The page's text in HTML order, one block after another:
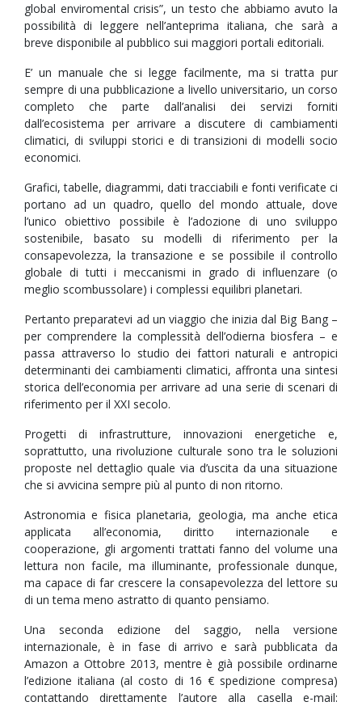
global enviromental crisis”, un testo che abbiamo avuto la
possibilità di leggere nell’anteprima italiana, che sarà a
breve disponibile al pubblico sui maggiori portali editoriali.
E’ un manuale che si legge facilmente, ma si tratta pur
sempre di una pubblicazione a livello universitario, un corso
completo che parte dall’analisi dei servizi forniti
dall’ecosistema per arrivare a discutere di cambiamenti
climatici, di sviluppi storici e di transizioni di modelli socio
economici.
Grafici, tabelle, diagrammi, dati tracciabili e fonti verificate ci
portano ad un quadro, quello del mondo attuale, dove
l’unico obiettivo possibile è l’adozione di uno sviluppo
sostenibile, basato su modelli di riferimento per la
consapevolezza, la transazione e se possibile il controllo
globale di tutti i meccanismi in grado di influenzare (o
meglio scombussolare) i complessi equilibri planetari.
Pertanto preparatevi ad un viaggio che inizia dal Big Bang –
per comprendere la complessità dell’odierna biosfera – e
passa attraverso lo studio dei fattori naturali e antropici
determinanti dei cambiamenti climatici, affronta una sintesi
storica dell’economia per arrivare ad una serie di scenari di
riferimento per il XXI secolo.
Progetti di infrastrutture, innovazioni energetiche e,
soprattutto, una rivoluzione culturale sono tra le soluzioni
proposte nel dettaglio quale via d’uscita da una situazione
che si avvicina sempre più al punto di non ritorno.
Astronomia e fisica planetaria, geologia, ma anche etica
applicata all’economia, diritto internazionale e
cooperazione, gli argomenti trattati fanno del volume una
lettura non facile, ma illuminante, professionale dunque,
ma capace di far crescere la consapevolezza del lettore su
di un tema meno astratto di quanto pensiamo.
Una seconda edizione del saggio, nella versione
internazionale, è in fase di arrivo e sarà pubblicata da
Amazon a Ottobre 2013, mentre è già possibile ordinarne
l’edizione italiana (al costo di 16 € spedizione compresa)
contattando direttamente l’autore alla casella e-mail: